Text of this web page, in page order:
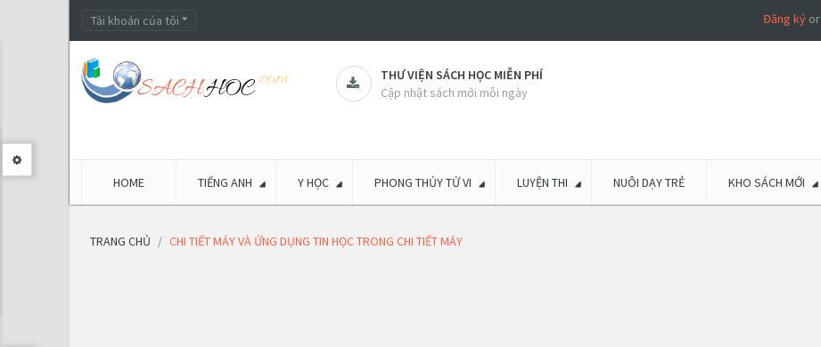
Tài khoản của tôi Đăng kýor
THƯ VIỆN SÁCH HỌC MIỄN PHÍ
Cập nhật sách mới mỗi ngày
HOME TIẾNG ANH Y HỌC PHONG THỦY TỬ VI LUYỆN THI NUÔI DẠY TRẺ KHO SÁCH MỚI
TRANG CHỦ CHI TIẾT MÁY VÀ ỨNG DỤNG TIN HỌC TRONG CHI TIẾT MÁY